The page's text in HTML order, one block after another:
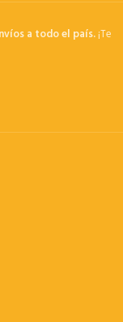
a todo el país.¡Te